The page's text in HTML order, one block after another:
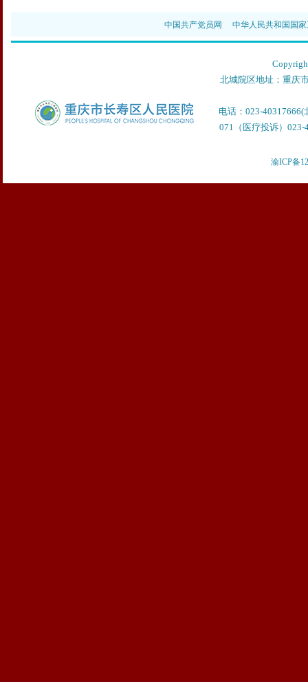
中国共产党员网 中华人民共和国国
北城院区地址：重庆
电话：023-
071（医疗投诉）023-
渝ICP备